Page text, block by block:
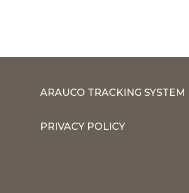
ARAUCO TRACKING SYSTEM
PRIVACY POLICY